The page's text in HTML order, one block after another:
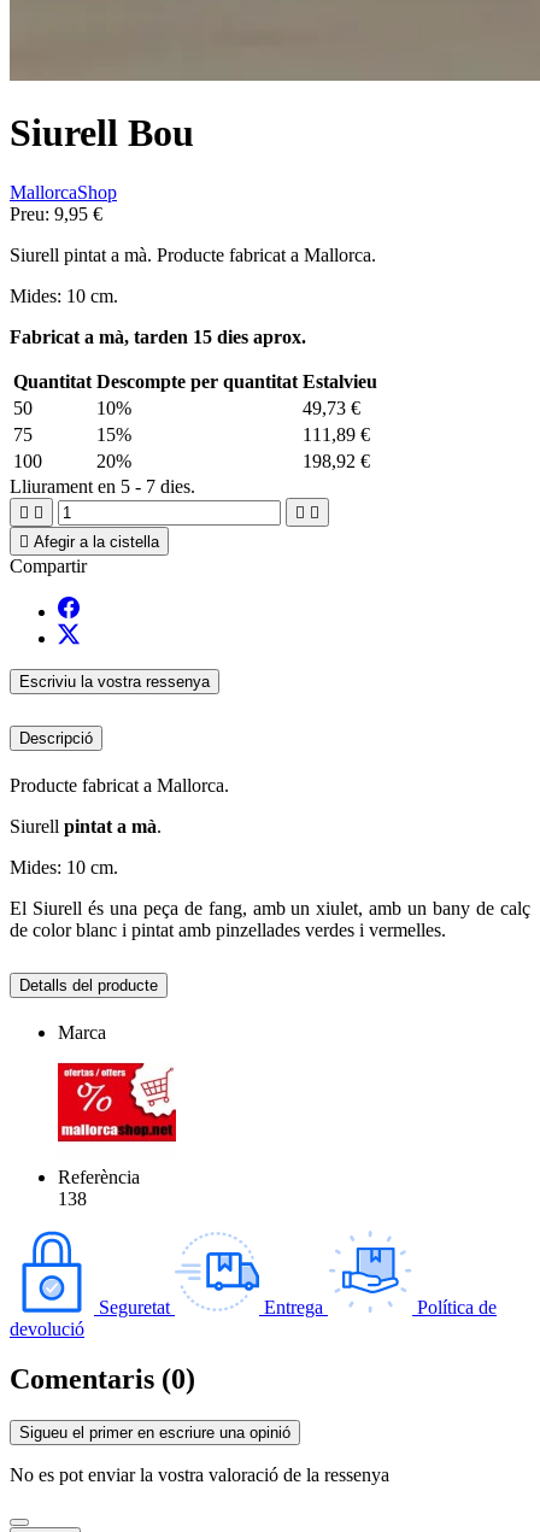
Siurell Bou
MallorcaShop
Preu: 9,95 €
Siurell pintat a mà. Producte fabricat a Mallorca.
Mides: 10 cm.
Fabricat a mà, tarden 15 dies aprox.
Quantitat Descompte per quantitat Estalvieu
50
10%
49,73 €
75
15%
111,89 €
100
20%
198,92 €
Lliurament en 5 - 7 dies.
   
 Afegir a la cistella
Compartir
Escriviu la vostra ressenya
Descripció
Producte fabricat a Mallorca.
Siurell pintat a mà.
Mides: 10 cm.
El Siurell és una peça de fang, amb un xiulet, amb un bany de calç
de color blanc i pintat amb pinzellades verdes i vermelles.
Detalls del producte
Marca
Referència
138
Seguretat Entrega
Política de
devolució
Comentaris (0)
Sigueu el primer en escriure una opinió
No es pot enviar la vostra valoració de la ressenya